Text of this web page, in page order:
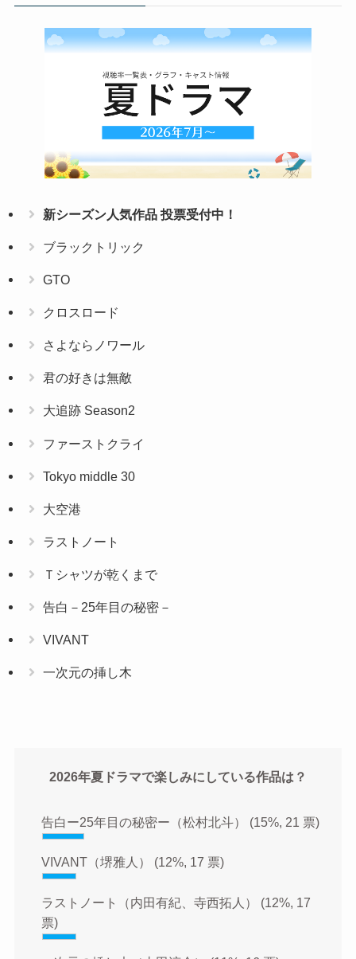
新シーズン人気作品 投票受付中！
ブラックトリック
GTO
クロスロード
さよならノワール
君の好きは無敵
大追跡 Season2
ファーストクライ
Tokyo middle 30
大空港
ラストノート
Ｔシャツが乾くまで
告白－25年目の秘密－
VIVANT
一次元の挿し木
2026年夏ドラマで楽しみにしている作品は？
告白ー25年目の秘密ー（松村北斗） (15%, 21 票)
VIVANT（堺雅人） (12%, 17 票)
ラストノート（内田有紀、寺西拓人） (12%, 17
票)